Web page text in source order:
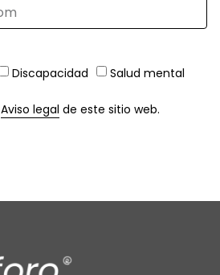
Discapacidad Salud mental
Aviso legal de este sitio web.